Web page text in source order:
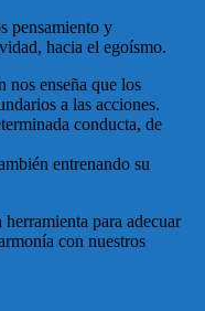
pensamiento y
hacia el egoísmo.
nos enseña que los
a las acciones.
conducta, de
entrenando su
para adecuar
con nuestros